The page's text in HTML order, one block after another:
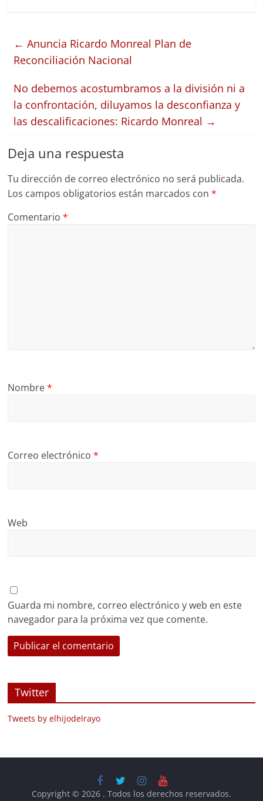
← Anuncia Ricardo Monreal Plan de
Reconciliación Nacional
No debemos acostumbramos a la división ni a
la confrontación, diluyamos la desconfianza y
las descalificaciones: Ricardo Monreal →
Deja una respuesta
Tu dirección de correo electrónico no será publicada.
Los campos obligatorios están marcados con*
Comentario*
Nombre*
Correo electrónico*
Web
Guarda mi nombre, correo electrónico y web en este
navegador para la próxima vez que comente.
Twitter
Tweets by elhijodelrayo
Copyright © 2026 . Todos los derechos reservados.